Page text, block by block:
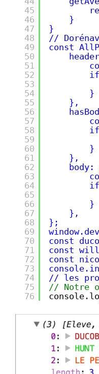
45
46
47
48
49
50
51
52
53
54
55
56
57
58
59
60
61
62
63
64
65
66
67
68
69
70
71
72
73
74
75
76
}
}
//
const
if
}
},
if
}
},
if
}
},
};
const
const
const
// les
// Notre